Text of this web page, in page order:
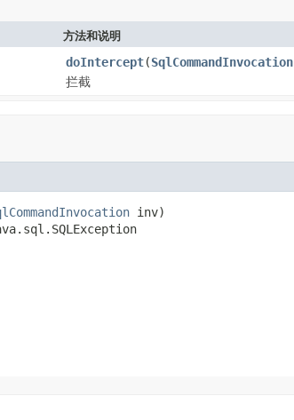
方法和说明
doIntercept(SqlCommandInvocation
拦截
inv)